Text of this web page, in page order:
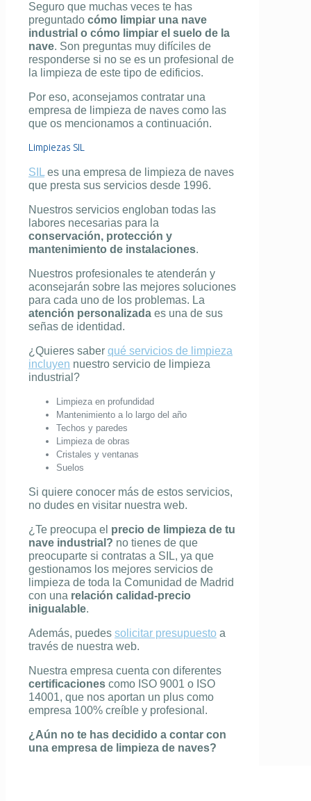
Seguro que muchas veces te has
preguntado cómo limpiar una nave
industrial o cómo limpiar el suelo de la
nave. Son preguntas muy difíciles de
responderse si no se es un profesional de
la limpieza de este tipo de edificios.
Por eso, aconsejamos contratar una
empresa de limpieza de naves como las
que os mencionamos a continuación.
Limpiezas SIL
SIL es una empresa de limpieza de naves
que presta sus servicios desde 1996.
Nuestros servicios engloban todas las
labores necesarias para la
conservación, protección y
mantenimiento de instalaciones.
Nuestros profesionales te atenderán y
aconsejarán sobre las mejores soluciones
para cada uno de los problemas. La
atención personalizada es una de sus
señas de identidad.
¿Quieres saber qué servicios de limpieza
incluyen nuestro servicio de limpieza
industrial?
Limpieza en profundidad
Mantenimiento a lo largo del año
Techos y paredes
Limpieza de obras
Cristales y ventanas
Suelos
Si quiere conocer más de estos servicios,
no dudes en visitar nuestra web.
¿Te preocupa el precio de limpieza de tu
nave industrial? no tienes de que
preocuparte si contratas a SIL, ya que
gestionamos los mejores servicios de
limpieza de toda la Comunidad de Madrid
con una relación calidad-precio
inigualable.
Además, puedes solicitar presupuesto a
través de nuestra web.
Nuestra empresa cuenta con diferentes
certificaciones como ISO 9001 o ISO
14001, que nos aportan un plus como
empresa 100% creíble y profesional.
¿Aún no te has decidido a contar con
una empresa de limpieza de naves?